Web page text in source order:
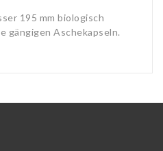
195 mm biologisch
gängigen Aschekapseln.